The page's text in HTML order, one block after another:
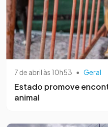
7 de abril às 10h53 • Geral
Estado promove
animal